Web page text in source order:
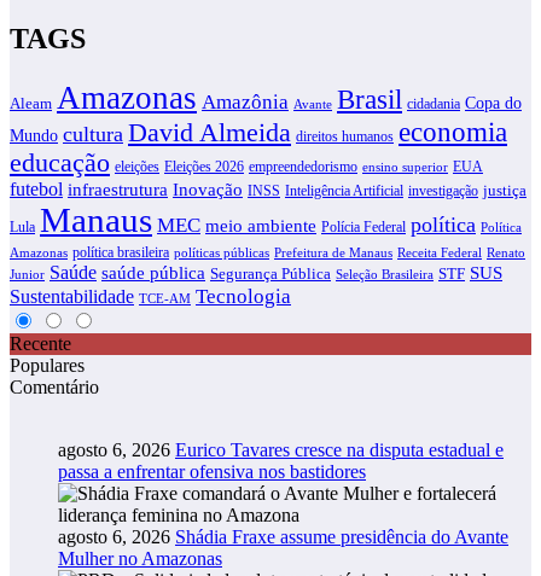
TAGS
Aleam Amazonas Amazônia Avante Brasil cidadania Copa do
Mundo cultura David Almeida direitos humanos economia
educação eleições Eleições 2026 empreendedorismo ensino superior EUA
futebol infraestrutura Inovação INSS Inteligência Artificial investigação justiça
Lula Manaus MEC meio ambiente Polícia Federal política Política
Amazonas política brasileira políticas públicas Prefeitura de Manaus Receita Federal Renato
Junior Saúde saúde pública Segurança Pública Seleção Brasileira STF SUS
Sustentabilidade TCE-AM Tecnologia
Recente
Populares
Comentário
agosto 6, 2026 Eurico Tavares cresce na disputa estadual e
passa a enfrentar ofensiva nos bastidores
agosto 6, 2026 Shádia Fraxe assume presidência do Avante
Mulher no Amazonas